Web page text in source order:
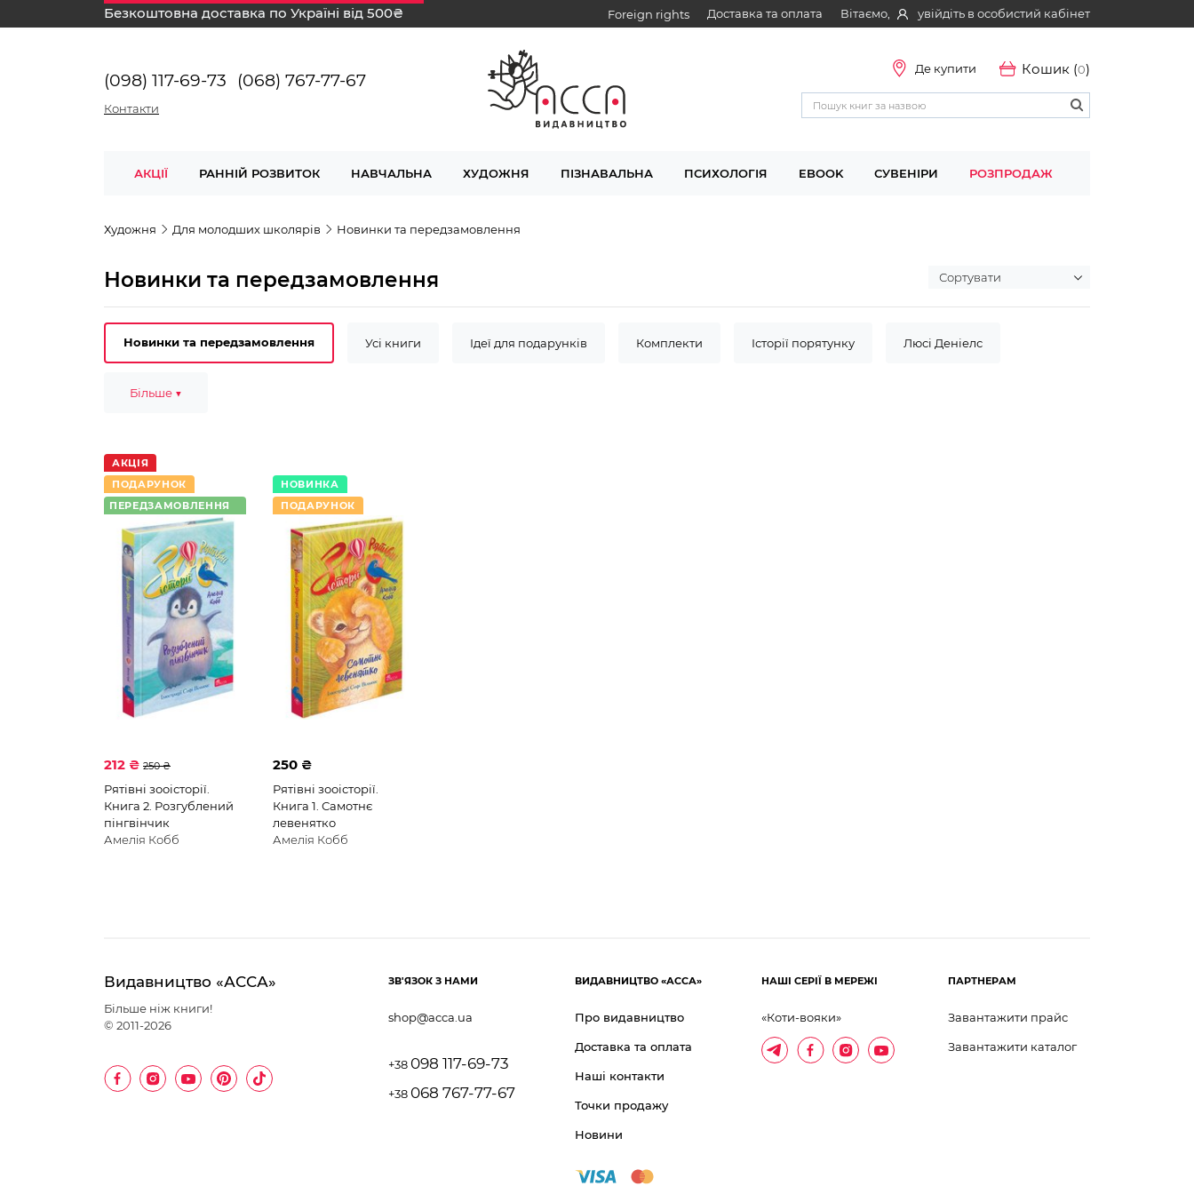
Безкоштовна доставка по Україні від 500₴ Foreign rights Доставка та оплата Вітаємо, увійдіть в особистий кабінет
(098) 117-69-73 (068) 767-77-67
Контакти
Де купити Кошик (0)
АКЦІЇ РАННІЙ РОЗВИТОК НАВЧАЛЬНА ХУДОЖНЯ ПІЗНАВАЛЬНА ПСИХОЛОГІЯ EBOOK СУВЕНІРИ РОЗПРОДАЖ
Художня Для молодших школярів Новинки та передзамовлення
Новинки та передзамовлення
Усі книги Ідеї для подарунків Комплекти
Новинки та передзамовлення Історії порятунку Люсі Деніелс
3-4 роки
Більше ▼
АКЦІЯ
ПОДАРУНОК
ПЕРЕДЗАМОВЛЕННЯ
212 ₴ 250 ₴
Рятівні зооісторії.
Книга 2. Розгублений
пінгвінчик
Амелія Кобб
НОВИНКА
ПОДАРУНОК
250 ₴
Рятівні зооісторії.
Книга 1. Самотнє
левенятко
Амелія Кобб
Видавництво «АССА»
Більше ніж книги!
© 2011-2026
ЗВ'ЯЗОК З НАМИ
shop@acca.ua
+38 098 117-69-73
+38 068 767-77-67
ВИДАВНИЦТВО «АССА»
Про видавництво
Доставка та оплата
Наші контакти
Точки продажу
Новини
НАШІ СЕРІЇ В МЕРЕЖІ
«Коти-вояки»
ПАРТНЕРАМ
Завантажити прайс
Завантажити каталог